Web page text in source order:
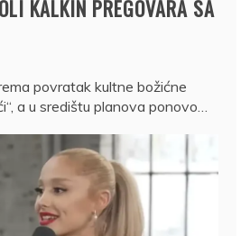
KALKIN PREGOVARA SA
povratak kultne božićne
a u središtu planova ponovo…